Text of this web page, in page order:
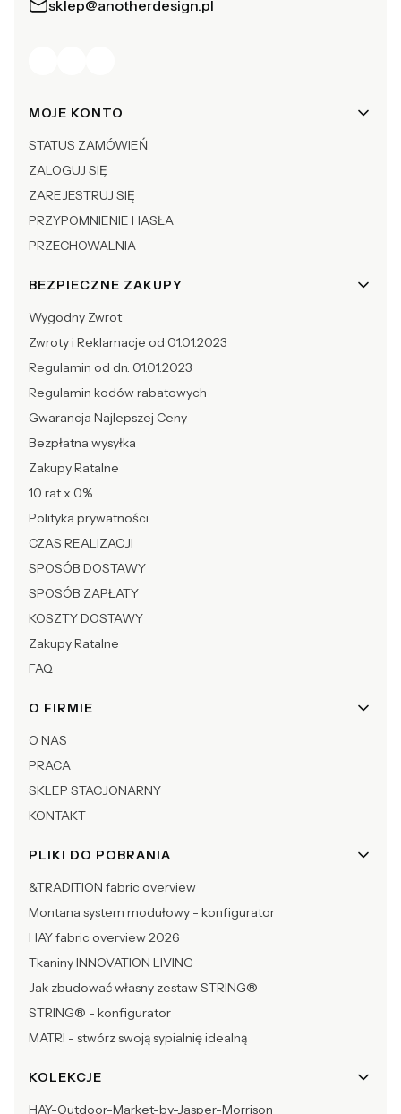
sklep@anotherdesign.pl
Linki w stopce
MOJE KONTO
STATUS ZAMÓWIEŃ
ZALOGUJ SIĘ
ZAREJESTRUJ SIĘ
PRZYPOMNIENIE HASŁA
PRZECHOWALNIA
BEZPIECZNE ZAKUPY
Wygodny Zwrot
Zwroty i Reklamacje od 01.01.2023
Regulamin od dn. 01.01.2023
Regulamin kodów rabatowych
Gwarancja Najlepszej Ceny
Bezpłatna wysyłka
Zakupy Ratalne
10 rat x 0%
Polityka prywatności
CZAS REALIZACJI
SPOSÓB DOSTAWY
SPOSÓB ZAPŁATY
KOSZTY DOSTAWY
Zakupy Ratalne
FAQ
O FIRMIE
O NAS
PRACA
SKLEP STACJONARNY
KONTAKT
PLIKI DO POBRANIA
&TRADITION fabric overview
Montana system modułowy - konfigurator
HAY fabric overview 2026
Tkaniny INNOVATION LIVING
Jak zbudować własny zestaw STRING®
STRING® - konfigurator
MATRI - stwórz swoją sypialnię idealną
KOLEKCJE
HAY-Outdoor-Market-by-Jasper-Morrison